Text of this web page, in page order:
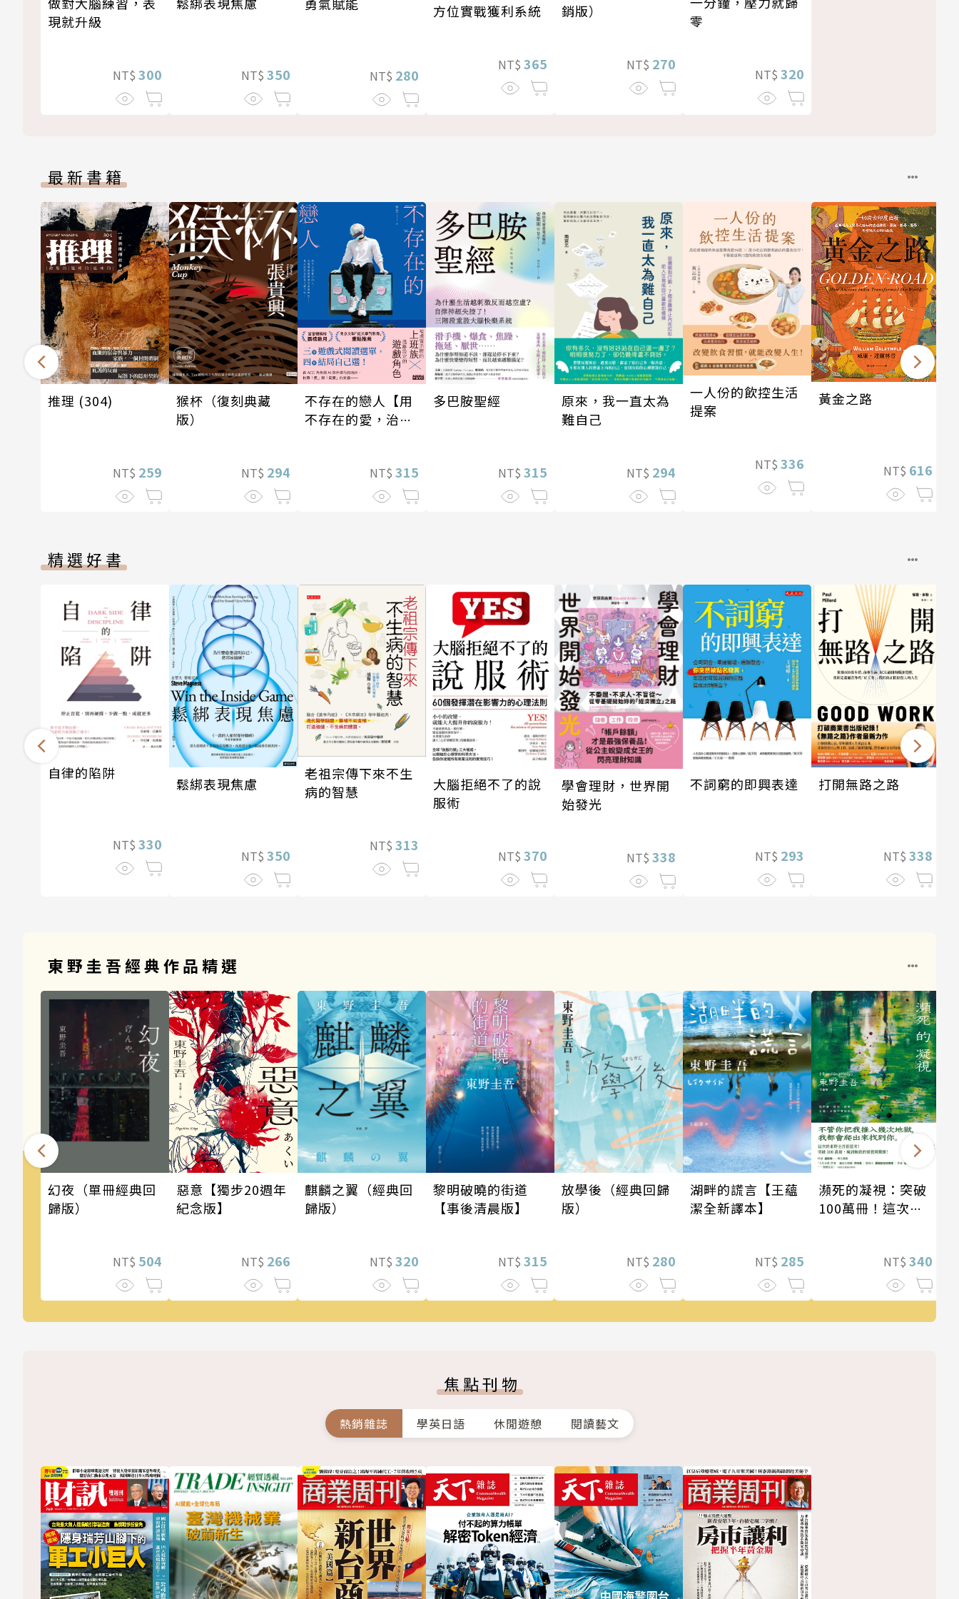
現就升級
NT$ 300 NT$ 350 NT$ 280
方位實戰獲利系統
NT$ 365
銷版）
NT$ 270
零
NT$ 320
最新書籍
推理 (304)
NT$ 259
猴杯（復刻典藏
版）
NT$ 294
不存在的戀人【用
不存在的愛，治癒
NT$ 315
多巴胺聖經
NT$ 315
原來，我一直太為
難自己
NT$ 294
一人份的飲控生活
提案
NT$ 336
黃金之路
NT$ 616
精選好書
自律的陷阱
NT$ 330
鬆綁表現焦慮
NT$ 350
老祖宗傳下來不生
病的智慧
NT$ 313
大腦拒絕不了的說
服術
NT$ 370
學會理財，世界開
始發光
NT$ 338
不詞窮的即興表達
NT$ 293
打開無路之路
NT$ 338
東野圭吾經典作品精選
幻夜（單冊經典回
歸版）
NT$ 504
惡意【獨步20週年
紀念版】
NT$ 266
麒麟之翼（經典回
歸版）
NT$ 320
黎明破曉的街道
【事後清晨版】
NT$ 315
放學後（經典回歸
版）
NT$ 280
湖畔的謊言【王蘊
潔全新譯本】
NT$ 285
瀕死的凝視：突破
100萬冊！這次的
NT$ 340
焦點刊物
熱銷雜誌 學英日語 休閒遊憩 閱讀藝文